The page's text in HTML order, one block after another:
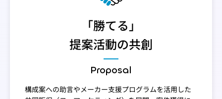
「勝てる」
提案活動の共創
Proposal
構成案への助言やメーカー支援プログラムを活用した